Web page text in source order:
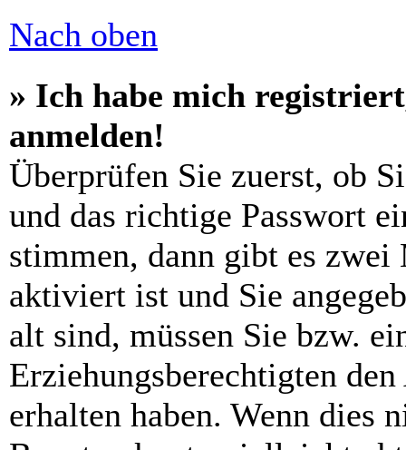
Nach oben
» Ich habe mich
anmelden!
Überprüfen Sie zuerst, ob
und das richtige Passwort
stimmen, dann gibt es
aktiviert ist und Sie
alt sind, müssen Sie bzw.
Erziehungsberechtigten
erhalten haben. Wenn dies